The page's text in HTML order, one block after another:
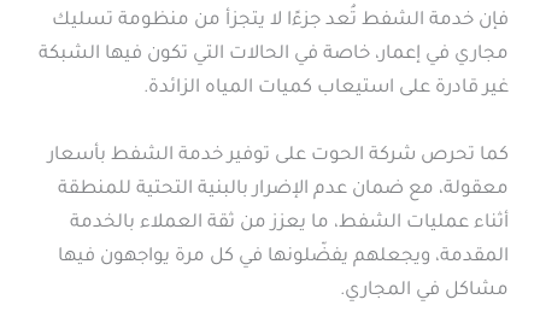
فإن خدمة الشفط تُعد جزءًا لا يتجزأ من منظومة تسليك
مجاري في إعمار، خاصة في الحالات التي تكون فيها الشبكة
غير قادرة على استيعاب كميات المياه الزائدة.
كما تحرص شركة الحوت على توفير خدمة الشفط بأسعار
معقولة، مع ضمان عدم الإضرار بالبنية التحتية للمنطقة
أثناء عمليات الشفط، ما يعزز من ثقة العملاء بالخدمة
المقدمة، ويجعلهم يفضّلونها في كل مرة يواجهون فيها
مشاكل في المجاري.